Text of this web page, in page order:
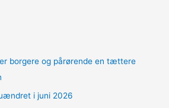
borgere og pårørende en tættere
i juni 2026